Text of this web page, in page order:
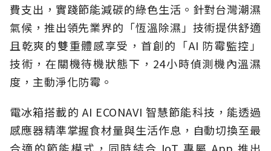
費支出，實踐節能減碳的綠色生活。針對台灣潮濕
氣候，推出領先業界的「恆溫除濕」技術提供舒適
且乾爽的雙重體感享受，首創的「AI 防霉監控」
技術，在關機待機狀態下，24小時偵測機內溫濕
度，主動淨化防霉。
電冰箱搭載的 AI ECONAVI 智慧節能科技，能透過
感應器精準掌握食材量與生活作息，自動切換至最